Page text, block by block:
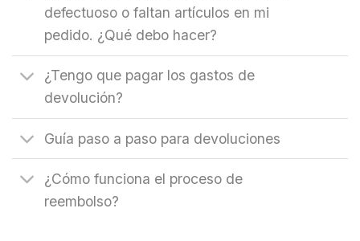
defectuoso o faltan artículos en mi
pedido. ¿Qué debo hacer?
¿Tengo que pagar los gastos de
devolución?
Guía paso a paso para devoluciones
¿Cómo funciona el proceso de
reembolso?